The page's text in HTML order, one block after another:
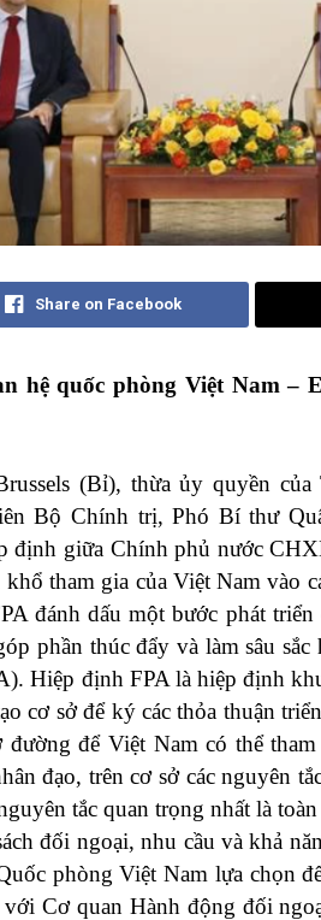
Share on Facebook
hệ quốc phòng Việt Nam –
(Bỉ), thừa ủy quyền
Bộ Chính trị, Phó Bí thư
định giữa Chính phủ nước
tham gia của Việt Nam vào
đánh dấu một bước phát
phần thúc đẩy và làm sâu
Hiệp định FPA là hiệp định
cơ sở để ký các thỏa thuận
đường để Việt Nam có thể
đạo, trên cơ sở các nguyên
tắc quan trọng nhất là
đối ngoại, nhu cầu và khả
phòng Việt Nam lựa chọn
Cơ quan Hành động đối